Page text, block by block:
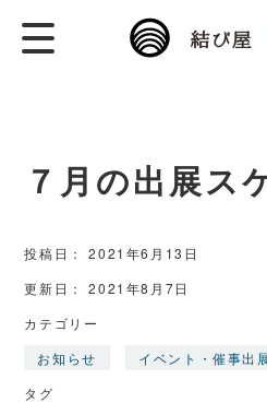
結び屋 虹園
水引のむすび
７月の出展ス
投稿日：
2021年6月13日
更新日：
2021年8月7日
カテゴリー
お知らせ
イベント・催事出
タグ